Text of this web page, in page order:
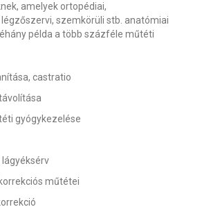
amelyek ortopédiai,
szemkörüli stb. anatómiai
példa a több százféle műtéti
castratio
gyógykezelése
műtétei